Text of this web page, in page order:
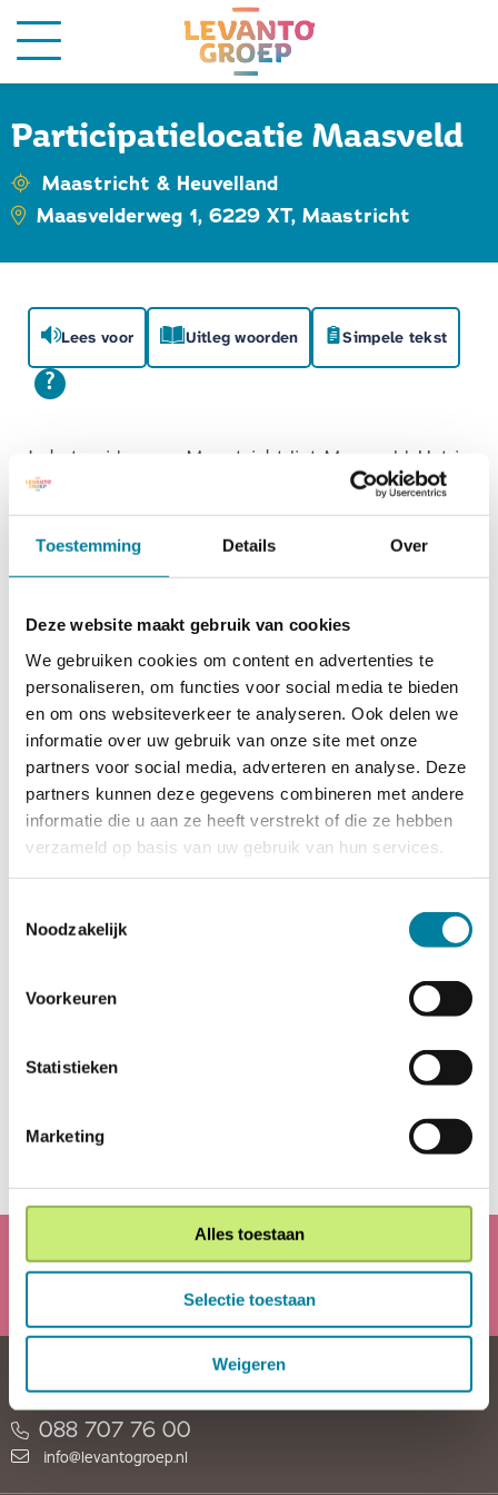
Toestemming Details Over
Deze website maakt gebruik van cookies
We gebruiken cookies om content en advertenties te
personaliseren, om functies voor social media te bieden
en om ons websiteverkeer te analyseren. Ook delen we
informatie over uw gebruik van onze site met onze
partners voor social media, adverteren en analyse. Deze
partners kunnen deze gegevens combineren met andere
informatie die u aan ze heeft verstrekt of die ze hebben
verzameld op basis van uw gebruik van hun services.
Noodzakelijk
Voorkeuren
Statistieken
Marketing
Alles toestaan
Selectie toestaan
Weigeren
Participatielocatie Maasveld
Maastricht & Heuvelland
Maasvelderweg 1, 6229 XT, Maastricht
Lees voor Uitleg woorden Simpele tekst
In het zuiden van Maastricht ligt Maasveld. Het is
een woonlocatie van Koraal Groep, met ruimte
voor allerlei activiteiten en werkzaamheden. Je
kunt meewerken in de bakkerij, (kinder)boerderij,
kopieerpost, keuken, restaurant, wasserij en
creatief atelier. Ook kun je meedoen aan sport-
en muziekactiviteiten.
Meer weten of je
aanmelden?
Participatielocatie Maasveld? Of wil je je
afdeling intake.
intake@levantogroep.nl
Terug naar overzicht
LEVANTOgroep
088 707 76 00
info@levantogroep.nl